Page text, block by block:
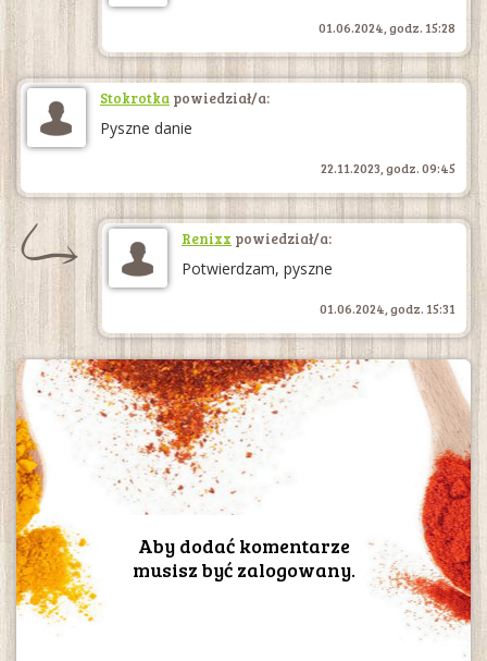
01.06.2024, godz. 15:28
Stokrotka powiedział/a:
Pyszne danie
22.11.2023, godz. 09:45
Renixx powiedział/a:
Potwierdzam, pyszne
01.06.2024, godz. 15:31
Aby dodać komentarze
musisz być zalogowany.